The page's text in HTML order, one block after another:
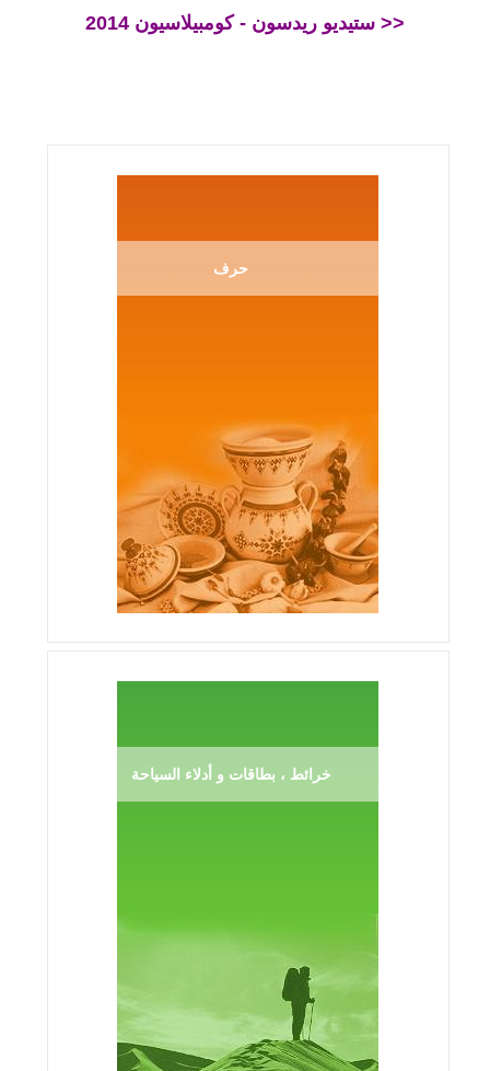
ستيديو ريدسون - كومبيلاسيون 2014 >>
حرف
خرائط ، بطاقات و أدلاء السياحة